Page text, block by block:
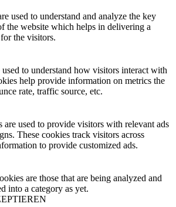
used to understand and analyze the key
the website which helps in delivering a
the visitors.
to understand how visitors interact with
help provide information on metrics the
rate, traffic source, etc.
are used to provide visitors with relevant ads
These cookies track visitors across
to provide customized ads.
are those that are being analyzed and
into a category as yet.